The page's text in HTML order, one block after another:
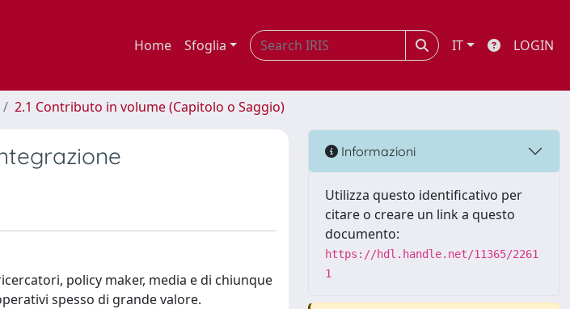
Home Sfoglia IT LOGIN
2.1 Contributo in volume (Capitolo o Saggio)
policy maker, media e di chiunque
spesso di grande valore.
Informazioni
Utilizza questo identificativo per
citare o creare un link a questo
documento:
https://hdl.handle.net/11365/2261
1